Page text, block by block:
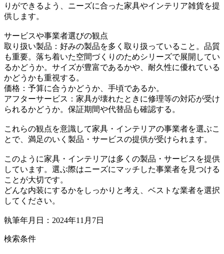
りができるよう、ニーズに合った家具やインテリア雑貨を提
供します。
サービスや事業者選びの観点
取り扱い製品：好みの製品を多く取り扱っていること。品質
も重要。落ち着いた空間づくりのためシリーズで展開してい
るかどうか。サイズが豊富であるかや、耐久性に優れている
かどうかも重視する。
価格：予算に合うかどうか、手頃であるか。
アフターサービス：家具が壊れたときに修理等の対応が受け
られるかどうか。保証期間や代替品も確認する。
これらの観点を意識して家具・インテリアの事業者を選ぶこ
とで、満足のいく製品・サービスの提供が受けられます。
このように家具・インテリアは多くの製品・サービスを提供
しています。選ぶ際はニーズにマッチした事業者を見つける
ことが大切です。
どんな内装にするかをしっかりと考え、ベストな業者を選択
してください。
執筆年月日：2024年11月7日
検索条件